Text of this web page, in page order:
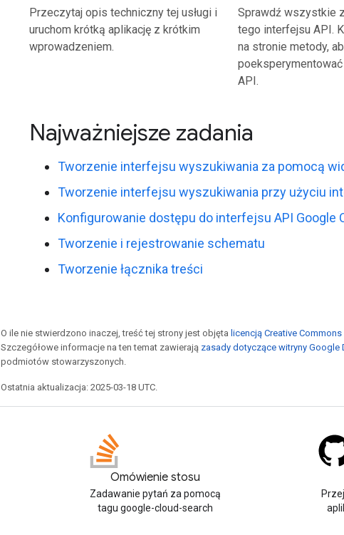
Przeczytaj opis techniczny tej usługi i
uruchom krótką aplikację z krótkim
wprowadzeniem.
Sprawdź wszystkie
tego interfejsu API.
na stronie metody,
API.
Najważniejsze zadania
Tworzenie interfejsu wyszukiwania za pomocą
Tworzenie interfejsu wyszukiwania przy użyciu
Konfigurowanie dostępu do interfejsu API Google
Tworzenie i rejestrowanie schematu
Tworzenie łącznika treści
O ile nie stwierdzono inaczej, treść tej strony jest objęta licencją Creative
Szczegółowe informacje na ten temat zawierają zasady dotyczące witryny Google
podmiotów stowarzyszonych.
Ostatnia aktualizacja: 2025-03-18 UTC.
Omówienie stosu
Zadawanie pytań za pomocą
tagu google-cloud-search